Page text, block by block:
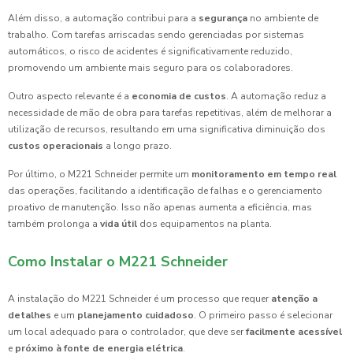
Além disso, a automação contribui para a segurança no ambiente de
trabalho. Com tarefas arriscadas sendo gerenciadas por sistemas
automáticos, o risco de acidentes é significativamente reduzido,
promovendo um ambiente mais seguro para os colaboradores.
Outro aspecto relevante é a economia de custos. A automação reduz a
necessidade de mão de obra para tarefas repetitivas, além de melhorar a
utilização de recursos, resultando em uma significativa diminuição dos
custos operacionais a longo prazo.
Por último, o M221 Schneider permite um monitoramento em tempo real
das operações, facilitando a identificação de falhas e o gerenciamento
proativo de manutenção. Isso não apenas aumenta a eficiência, mas
também prolonga a vida útil dos equipamentos na planta.
Como Instalar o M221 Schneider
A instalação do M221 Schneider é um processo que requer atenção a
detalhes e um planejamento cuidadoso. O primeiro passo é selecionar
um local adequado para o controlador, que deve serfacilmente acessível
e próximo à fonte de energia elétrica.